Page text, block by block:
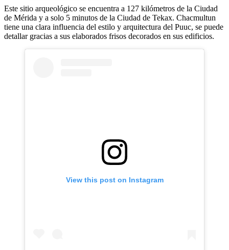
Este sitio arqueológico se encuentra a 127 kilómetros de la Ciudad
de Mérida y a solo 5 minutos de la Ciudad de Tekax. Chacmultun
tiene una clara influencia del estilo y arquitectura del Puuc, se puede
detallar gracias a sus elaborados frisos decorados en sus edificios.
View this post on Instagram